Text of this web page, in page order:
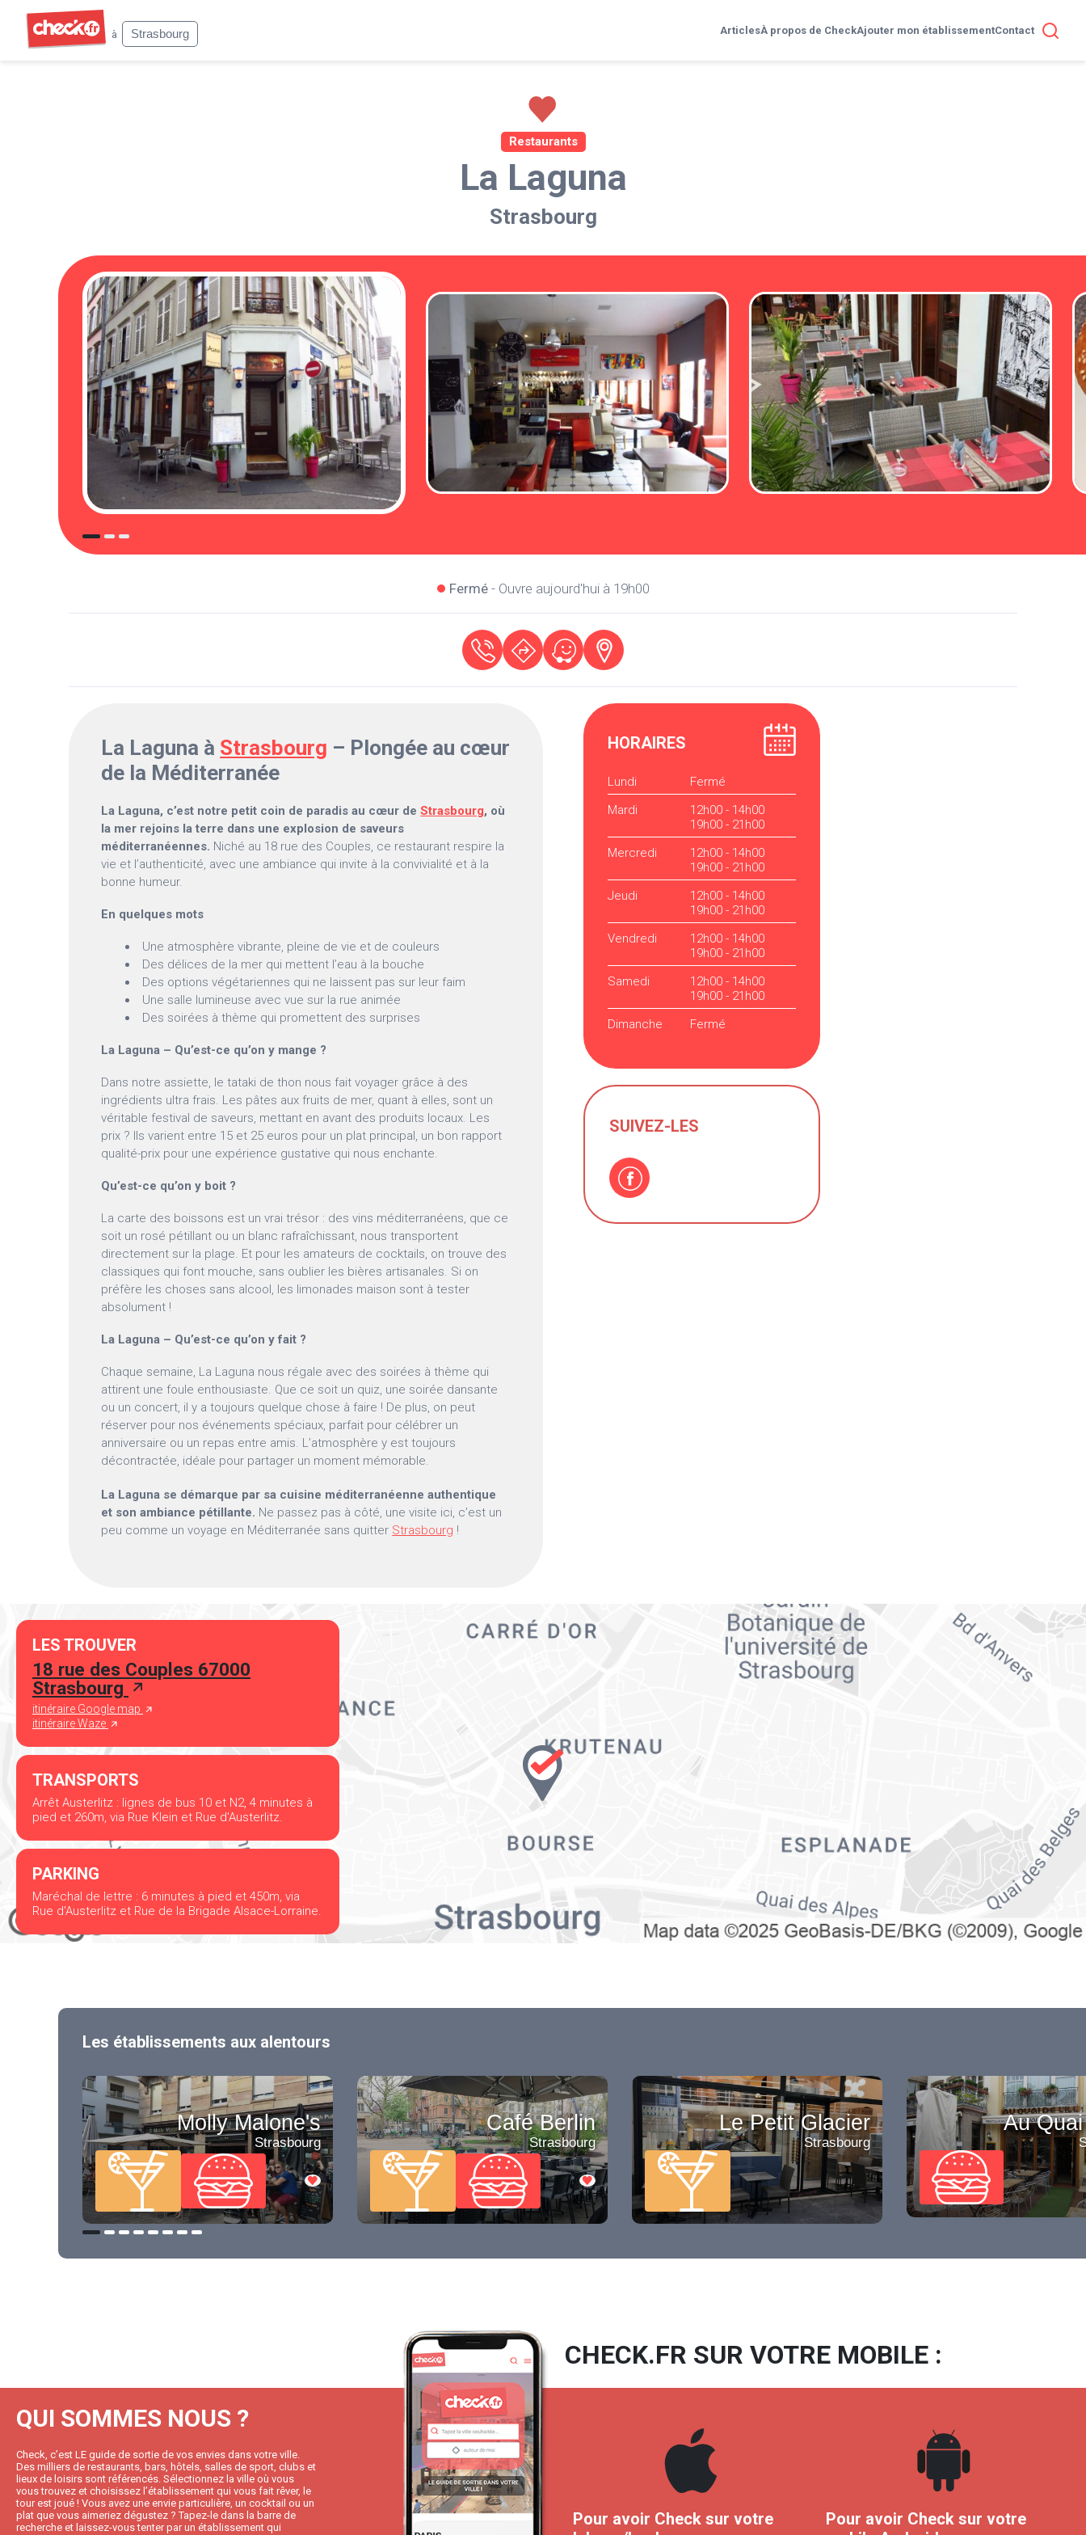
à
Strasbourg ArticlesÀ propos de CheckAjouter mon établissementContact
Restaurants
La Laguna
Strasbourg
Fermé- Ouvre aujourd'hui à 19h00
La Laguna à Strasbourg – Plongée au cœur
de la Méditerranée
La Laguna, c’est notre petit coin de paradis au cœur deStrasbourg, où
la mer rejoins la terre dans une explosion de saveurs
méditerranéennes. Niché au 18 rue des Couples, ce restaurant respire la
vie et l’authenticité, avec une ambiance qui invite à la convivialité et à la
bonne humeur.
En quelques mots
Une atmosphère vibrante, pleine de vie et de couleurs
Des délices de la mer qui mettent l’eau à la bouche
Des options végétariennes qui ne laissent pas sur leur faim
Une salle lumineuse avec vue sur la rue animée
Des soirées à thème qui promettent des surprises
La Laguna – Qu’est-ce qu’on y mange ?
Dans notre assiette, le tataki de thon nous fait voyager grâce à des
ingrédients ultra frais. Les pâtes aux fruits de mer, quant à elles, sont un
véritable festival de saveurs, mettant en avant des produits locaux. Les
prix ? Ils varient entre 15 et 25 euros pour un plat principal, un bon rapport
qualité-prix pour une expérience gustative qui nous enchante.
Qu’est-ce qu’on y boit ?
La carte des boissons est un vrai trésor : des vins méditerranéens, que ce
soit un rosé pétillant ou un blanc rafraîchissant, nous transportent
directement sur la plage. Et pour les amateurs de cocktails, on trouve des
classiques qui font mouche, sans oublier les bières artisanales. Si on
préfère les choses sans alcool, les limonades maison sont à tester
absolument !
La Laguna – Qu’est-ce qu’on y fait ?
Chaque semaine, La Laguna nous régale avec des soirées à thème qui
attirent une foule enthousiaste. Que ce soit un quiz, une soirée dansante
ou un concert, il y a toujours quelque chose à faire ! De plus, on peut
réserver pour nos événements spéciaux, parfait pour célébrer un
anniversaire ou un repas entre amis. L’atmosphère y est toujours
décontractée, idéale pour partager un moment mémorable.
La Laguna se démarque par sa cuisine méditerranéenne authentique
et son ambiance pétillante. Ne passez pas à côté, une visite ici, c’est un
peu comme un voyage en Méditerranée sans quitter Strasbourg !
HORAIRES
Lundi
Fermé
Mardi
12h00 - 14h00
19h00 - 21h00
Mercredi
12h00 - 14h00
19h00 - 21h00
Jeudi
12h00 - 14h00
19h00 - 21h00
Vendredi
12h00 - 14h00
19h00 - 21h00
Samedi
12h00 - 14h00
19h00 - 21h00
Dimanche
Fermé
SUIVEZ-LES
LES TROUVER
18 rue des Couples 67000
Strasbourg
itinéraire Google map
itinéraire Waze
TRANSPORTS
Arrêt Austerlitz : lignes de bus 10 et N2, 4 minutes à
pied et 260m, via Rue Klein et Rue d'Austerlitz.
PARKING
Maréchal de lettre : 6 minutes à pied et 450m, via
Rue d'Austerlitz et Rue de la Brigade Alsace-Lorraine.
Les établissements aux alentours
Molly Malone's
Strasbourg
Café Berlin
Strasbourg
Le Petit Glacier
Strasbourg
Au
QUI SOMMES NOUS ?
Check, c’est LE guide de sortie de vos envies dans votre ville.
Des milliers de restaurants, bars, hôtels, salles de sport, clubs et
lieux de loisirs sont référencés. Sélectionnez la ville où vous
vous trouvez et choisissez l’établissement qui vous fait rêver, le
tour est joué ! Vous avez une envie particulière, un cocktail ou un
plat que vous aimeriez dégustez ? Tapez-le dans la barre de
recherche et laissez-vous tenter par un établissement qui
CHECK.FR SUR VOTRE MOBILE :
Pour avoir Check sur votre
Pour avoir Check sur votre